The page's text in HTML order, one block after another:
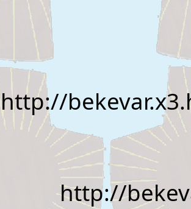
http://
http://